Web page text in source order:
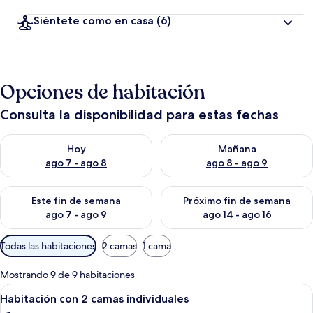
Siéntete como en casa (6)
Opciones de habitación
Consulta la disponibilidad para estas fechas
Hoy
ago 7 - ago 8
Consulta la disponibilidad para hoy ago 7 - ago 8
Mañana
ago 8 - ago 9
Consulta la disponibilidad
Este fin de semana
ago 7 - ago 9
Consulta la disponibilidad para este fin de semana ago 7 -
Próximo fin de semana
ago 14 - ago 16
Consulta la disponibilidad
Filtros
disponibles
para
las
habitaciones
Todas las habitaciones 2 camas 1 cama
Mostrando 9 de 9 habitaciones
Abrir
todas
Habitación de hotel con dos camas,
5
Habitación con 2 camas individuales